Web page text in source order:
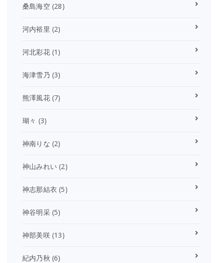
桑島海空(28)
河内裕里 (2)
河北彩花(1)
海津雪乃 (3)
熊澤風花(7)
瑚々 (3)
神南りな (2)
神山みれい (2)
神志那結衣 (5)
神谷明采(5)
神部美咲(13)
紀内乃秋 (6)